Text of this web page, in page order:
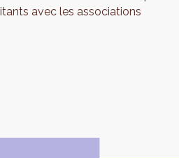
avec les associations